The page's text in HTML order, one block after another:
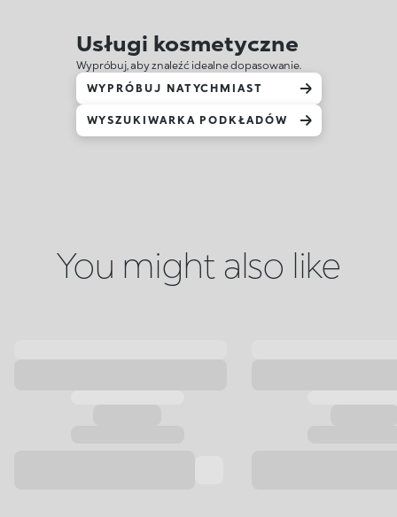
Usługi kosmetyczne
Wypróbuj, aby znaleźć idealne dopasowanie.
WYPRÓBUJ NATYCHMIAST
WYSZUKIWARKA PODKŁADÓW
You might also like